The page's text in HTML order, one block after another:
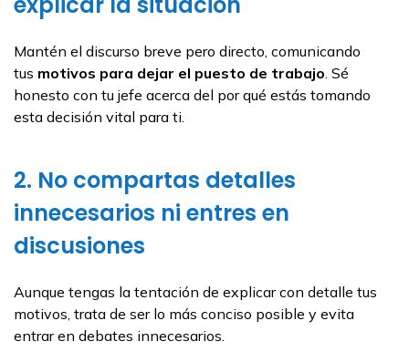
Mantén el discurso breve pero directo, comunicando
tus motivos para dejar el puesto de trabajo. Sé
honesto con tu jefe acerca del por qué estás tomando
esta decisión vital para ti.
2. No compartas detalles
innecesarios ni entres en
discusiones
Aunque tengas la tentación de explicar con detalle tus
motivos, trata de ser lo más conciso posible y evita
entrar en debates innecesarios.